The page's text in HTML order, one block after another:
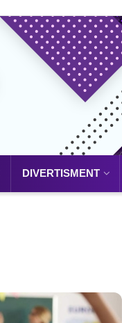
DIVERTISMENT